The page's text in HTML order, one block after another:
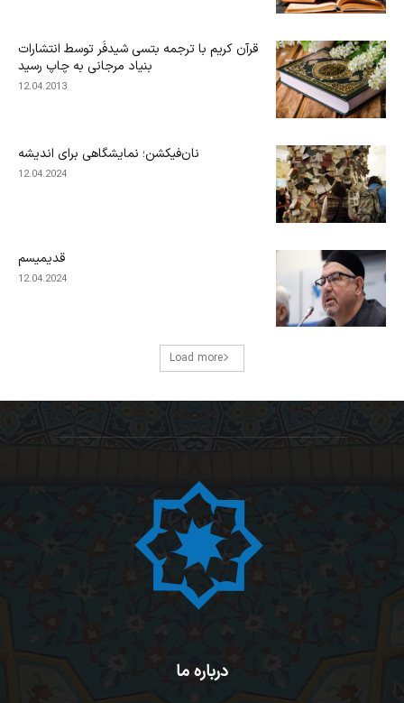
قرآن کریم با ترجمه بتسی شیدفَر توسط انتشارات
بنیاد مرجانی به چاپ رسید
12.04.2013
نان‌فیکشن؛ نمایشگاهی برای اندیشه
12.04.2024
قدیمیسم
12.04.2024
Load more
درباره ما